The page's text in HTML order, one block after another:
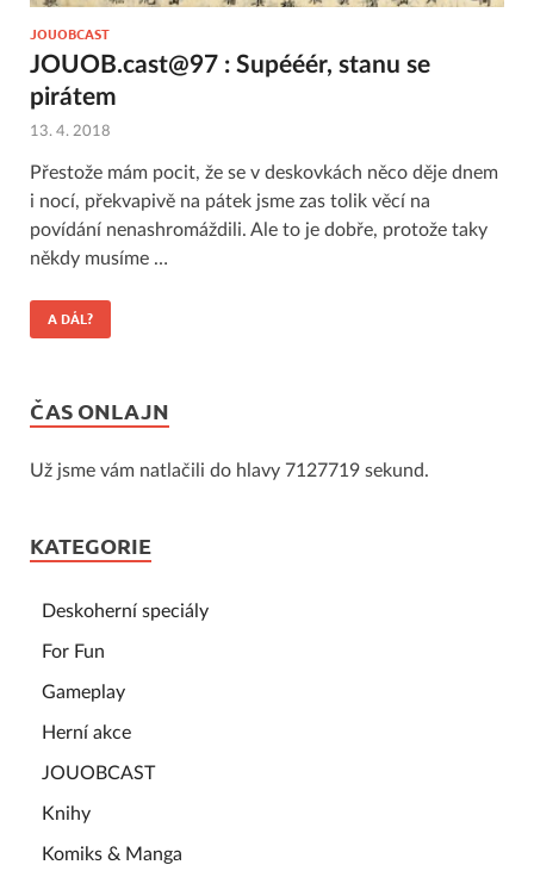
JOUOBCAST
JOUOB.cast@97 : Supééér, stanu se
pirátem
13. 4. 2018
Přestože mám pocit, že se v deskovkách něco děje dnem
i nocí, překvapivě na pátek jsme zas tolik věcí na
povídání nenashromáždili. Ale to je dobře, protože taky
někdy musíme …
A DÁL?
ČAS ONLAJN
Už jsme vám natlačili do hlavy 7127719 sekund.
KATEGORIE
Deskoherní speciály
For Fun
Gameplay
Herní akce
JOUOBCAST
Knihy
Komiks & Manga